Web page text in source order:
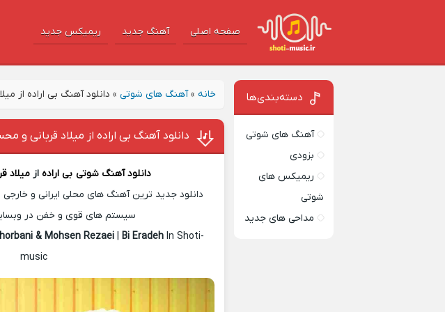
صفحه اصلی آهنگ‌ جدید ریمیکس جدید
خانه »آهنگ های شوتی » دانلود آهنگ بی اراده از
دانلود آهنگ بی اراده از میلاد قربانی و
دانلود آهنگ شوتی بی اراده ازمیلاد
دانلود جدید ترین آهنگ های محلی ایرانی و
سیستم های قوی و خفن در
& Mohsen Rezaei| Bi EradehIn Shoti-
music
دسته‌بندی‌ها
آهنگ های شوتی
بزودی
ریمیکس های
شوتی
مداحی های جدید